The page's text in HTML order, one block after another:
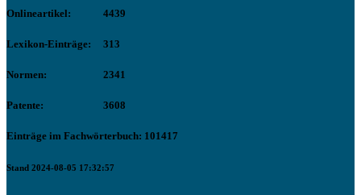
Onlineartikel: 4439
Lexikon-Einträge: 313
Normen: 2341
Patente: 3608
Einträge im Fachwörterbuch: 101417
Stand 2024-08-05 17:32:57